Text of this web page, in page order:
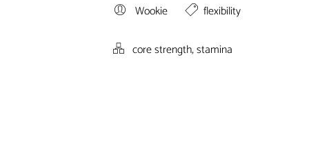
Wookie flexibility
core strength,stamina